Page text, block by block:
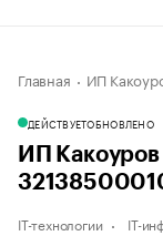
Главная ИП
ДЕЙСТВУЕТОБНОВЛЕНО
ИП
IT-технологии IT-